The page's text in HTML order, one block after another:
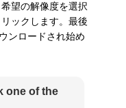
望の解像度を選択
ックします。最後
ンロードされ始め